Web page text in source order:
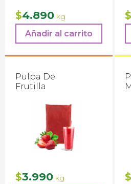
$4.890 kg
Añadir al carrito
$
Pulpa De
Frutilla
$3.990 kg $